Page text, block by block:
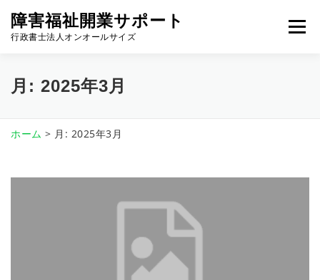
障害福祉開業サポート
行政書士法人オンオールサイズ
メニュ
事務所概要 取扱サービス
月: 2025年3月
ホーム > 月: 2025年3月